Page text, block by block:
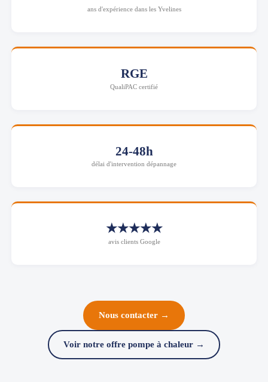
ans d'expérience dans les Yvelines
RGE
QualiPAC certifié
24-48h
délai d'intervention dépannage
★★★★★
avis clients Google
Nous contacter →
Voir notre offre pompe à chaleur →